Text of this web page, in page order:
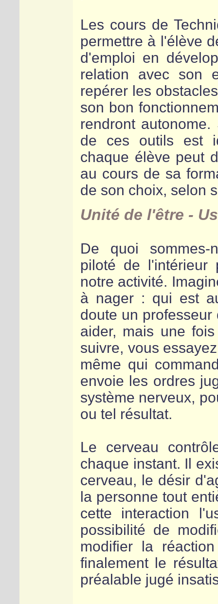
Les cours de
permettre à l'élève
d'emploi en
relation avec son
repérer les
son bon
rendront
de ces outils est
chaque élève peut
au cours de sa
de son choix, selon
Unité de l'être -
De quoi sommes-
piloté de l'intérieur
notre activité.
à nager : qui est
doute un
aider, mais une
suivre, vous
même qui
envoie les ordres
système nerveux,
ou tel résultat.
Le cerveau
chaque instant. Il
cerveau, le désir
la personne tout
cette interaction
possibilité de
modifier la
finalement le
préalable jugé